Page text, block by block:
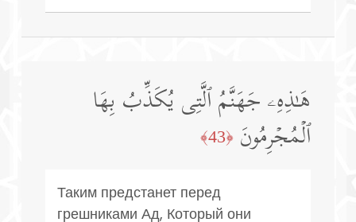
هَـٰذِهِۦ جَهَنَّمُ ٱلَّتِی یُكَذِّبُ بِهَا
ٱلۡمُجۡرِمُونَ ﴿43﴾
Таким предстанет перед
грешниками Ад, Который они